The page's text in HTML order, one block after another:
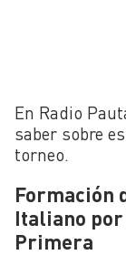
En Radio
saber sobre
torneo.
Formación
Italiano por
Primera